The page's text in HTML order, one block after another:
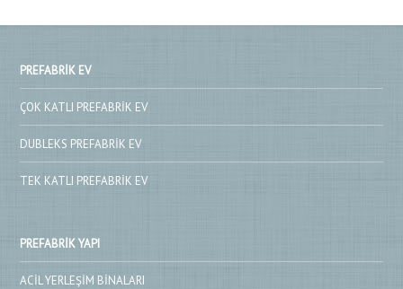
PREFABRIK EV
ÇOK KATLI PREFABRIK EV
DUBLEKS PREFABRIK EV
TEK KATLI PREFABRIK EV
PREFABRIK YAPI
ACIL YERLEŞIM BINALARI